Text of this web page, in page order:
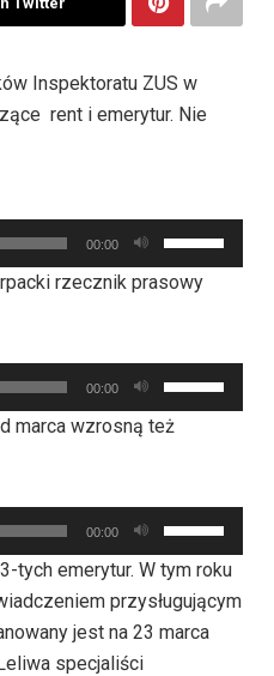
Inspektoratu ZUS w
rent i emerytur. Nie
00:00
strzałek
do
do
dołu
lub
głośność.
rzecznik prasowy
00:00
strzałek
do
do
dołu
aby
zwiększyć
marca wzrosną też
00:00
strzałek
do
góry
oraz
tych emerytur. W tym roku
przysługującym
jest na 23 marca
specjaliści